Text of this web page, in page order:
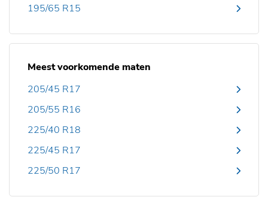
195/65 R15
Meest voorkomende maten
205/45 R17
205/55 R16
225/40 R18
225/45 R17
225/50 R17